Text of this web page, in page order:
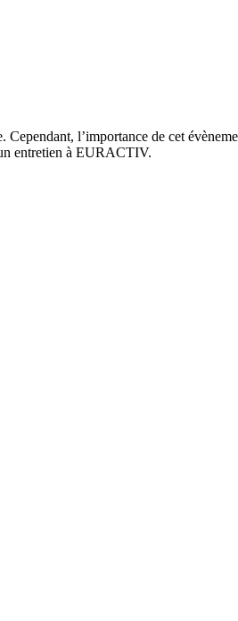
l’importance de cet
entretien à EURACTIV.